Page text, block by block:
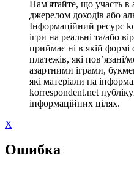
Пам'ятайте, що участь в
джерелом доходів або
Інформаційний ресурс
ігри на реальні та/або
приймає ні в якій формі
платежів, які пов’язані/
азартними іграми,
які матеріали на
korrespondent.net
інформаційних цілях.
X
Ошибка